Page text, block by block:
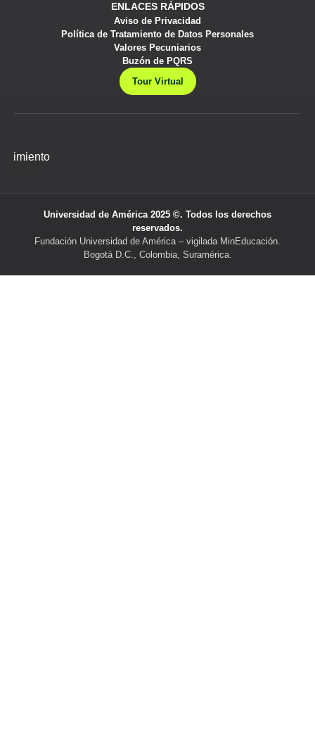
ENLACES RÁPIDOS
Aviso de Privacidad
Política de Tratamiento de Datos Personales
Valores Pecuniarios
Buzón de PQRS
Tour Virtual
Universidad de América 2025 ©. Todos los derechos
reservados.
Fundación Universidad de América – vigilada MinEducación.
Bogotá D.C., Colombia, Suramérica.